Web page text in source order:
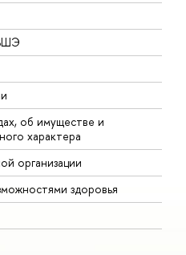
об имуществе и
характера
организации
здоровья